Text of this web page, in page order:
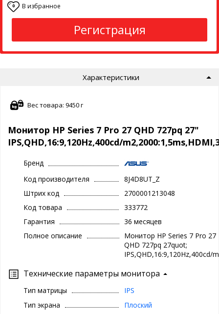
0 В избранное
Регистрация
Характеристики
Вес товара: 9450 г
Монитор HP Series 7 Pro 27 QHD 727pq 27"
IPS,QHD,16:9,120Hz,400cd/
Бренд
Код производителя
8J4D8UT_Z
Штрих код
2700001213048
Код товара
333772
Гарантия
36 месяцев
Полное описание
Монитор HP Series 7 Pro 27
QHD 727pq 27quot;
IPS,QHD,16:9,120Hz,400cd/
Технические параметры монитора
Тип матрицы
IPS
Тип экрана
Плоский